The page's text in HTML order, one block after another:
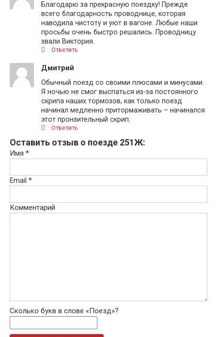
Благодарю за прекрасную поездку! Прежде
всего благодарность проводнице, которая
наводила чистоту и уют в вагоне. Любые наши
просьбы очень быстро решались. Проводницу
звали Виктория.
Ответить
Дмитрий
Обычный поезд со своими плюсами и минусами.
Я ночью не смог выспаться из-за постоянного
скрипа наших тормозов, как только поезд
начинал медленно притормаживать – начинался
этот пронзительный скрип.
Ответить
Оставить отзыв о поезде 251Ж:
Имя *
Email *
Комментарий
Сколько букв в слове «Поезд»?